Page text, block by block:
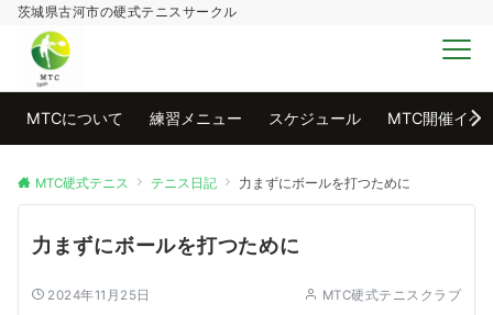
茨城県古河市の硬式テニスサークル
MTCについて 練習メニュー スケジュール MTC開催イベ
MTC硬式テニス テニス日記 力まずにボールを打つために
力まずにボールを打つために
2024年11月25日 MTC硬式テニスクラブ